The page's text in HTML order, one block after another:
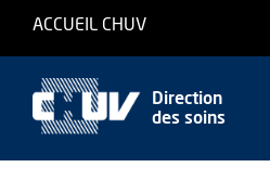
ACCUEIL CHUV
Direction
des soins